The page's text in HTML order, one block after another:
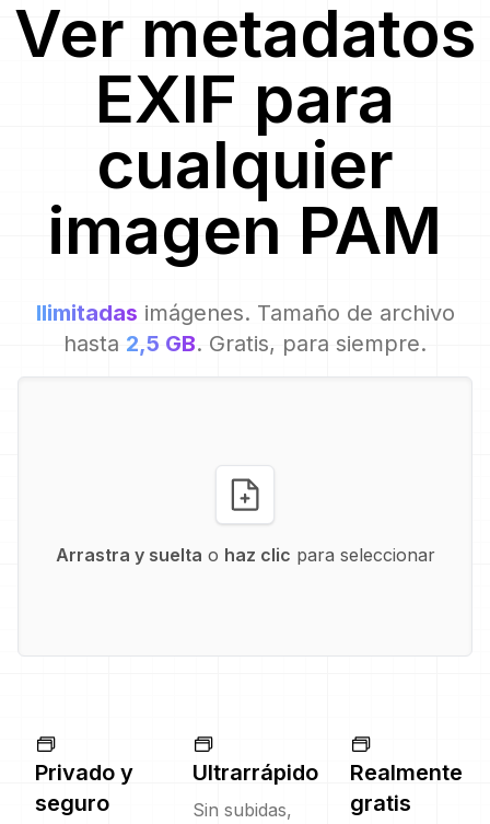
Ver metadatos
EXIF para
cualquier
imagen PAM
Ilimitadas imágenes. Tamaño de archivo
hasta 2,5 GB. Gratis, para siempre.
Arrastra y suelta o haz clic para seleccionar
Privado y
seguro
Ultrarrápido
Sin subidas,
Realmente
gratis